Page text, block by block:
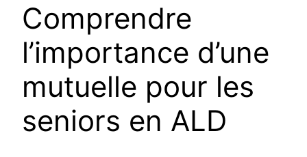
Comprendre
l’importance d’une
mutuelle pour les
seniors en ALD